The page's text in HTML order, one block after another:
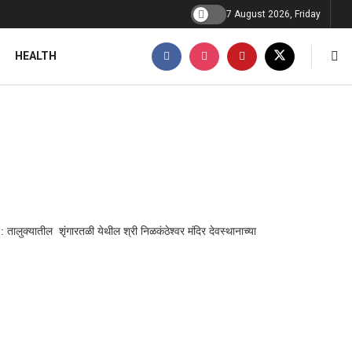
7 August 2026, Friday
HEALTH
शृंगारतळी येथील श्री निळकंठेश्वर मंदिर देवस्थानाच्या